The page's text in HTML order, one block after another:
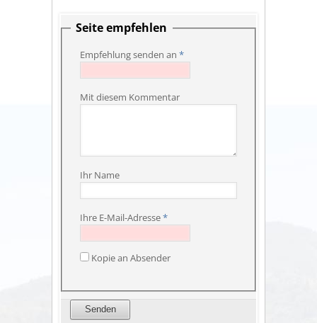
Seite empfehlen
Empfehlung senden an *
Mit diesem Kommentar
Ihr Name
Ihre E-Mail-Adresse*
Kopie an Absender